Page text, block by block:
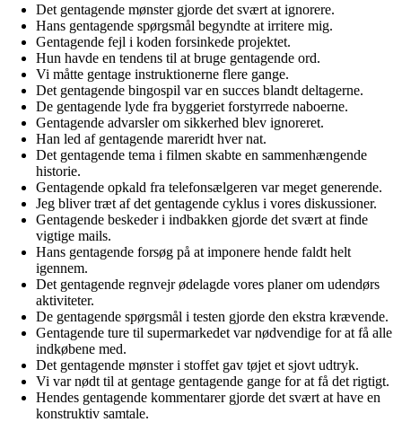
Det gentagende mønster gjorde det svært at ignorere.
Hans gentagende spørgsmål begyndte at irritere mig.
Gentagende fejl i koden forsinkede projektet.
Hun havde en tendens til at bruge gentagende ord.
Vi måtte gentage instruktionerne flere gange.
Det gentagende bingospil var en succes blandt deltagerne.
De gentagende lyde fra byggeriet forstyrrede naboerne.
Gentagende advarsler om sikkerhed blev ignoreret.
Han led af gentagende mareridt hver nat.
Det gentagende tema i filmen skabte en sammenhængende
historie.
Gentagende opkald fra telefonsælgeren var meget generende.
Jeg bliver træt af det gentagende cyklus i vores diskussioner.
Gentagende beskeder i indbakken gjorde det svært at finde
vigtige mails.
Hans gentagende forsøg på at imponere hende faldt helt
igennem.
Det gentagende regnvejr ødelagde vores planer om udendørs
aktiviteter.
De gentagende spørgsmål i testen gjorde den ekstra krævende.
Gentagende ture til supermarkedet var nødvendige for at få alle
indkøbene med.
Det gentagende mønster i stoffet gav tøjet et sjovt udtryk.
Vi var nødt til at gentage gentagende gange for at få det rigtigt.
Hendes gentagende kommentarer gjorde det svært at have en
konstruktiv samtale.